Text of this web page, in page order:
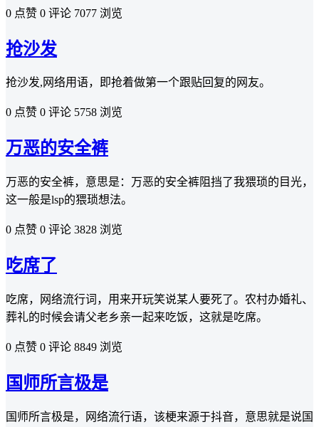
0 点赞 0 评论 7077 浏览
抢沙发
抢沙发,网络用语，即抢着做第一个跟贴回复的网友。
0 点赞 0 评论 5758 浏览
万恶的安全裤
万恶的安全裤，意‌‌‌‌‌‌‌‌思是：万恶的安全裤阻挡了我猥琐的目光，
这一般是lsp的猥琐想法。
0 点赞 0 评论 3828 浏览
吃席了
吃席，网络流行词，用来开玩笑说某人要死了。农村办婚礼、
葬礼的时候会请父老乡亲一起来吃饭，这就是吃席。
0 点赞 0 评论 8849 浏览
国师所言极是
国师所言极是，网络流行语，该梗来源于抖音，意思就是说国